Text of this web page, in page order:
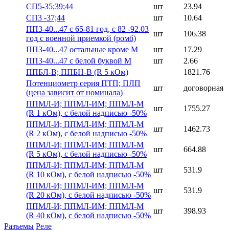
СП5-35;39;44
шт
23.94
СП3 -37;44
шт
10.64
ПП3-40...47 с 65-81 год, с 82 -92.03
год с военной приемкой (ромб)
шт
106.38
ПП3-40...47 остальные кроме М
шт
17.29
ПП3-40...47 с белой буквой М
шт
2.66
ППБЛ-В; ППБН-В (R 5 кОм)
1821.76
Потенциометр серия ПТП; ПЛП
(цена зависит от номинала)
шт
договорная
ППМЛ-И; ППМЛ-ИМ; ППМЛ-М
(R 1 кОм), с белой надписью -50%
шт
1755.27
ППМЛ-И; ППМЛ-ИМ; ППМЛ-М
(R 2 кОм), с белой надписью -50%
шт
1462.73
ППМЛ-И; ППМЛ-ИМ; ППМЛ-М
(R 5 кОм), с белой надписью -50%
шт
664.88
ППМЛ-И; ППМЛ-ИМ; ППМЛ-М
(R 10 кОм), с белой надписью -50%
шт
531.9
ППМЛ-И; ППМЛ-ИМ; ППМЛ-М
(R 20 кОм), с белой надписью -50%
шт
531.9
ППМЛ-И; ППМЛ-ИМ; ППМЛ-М
(R 40 кОм), с белой надписью -50%
шт
398.93
Разъемы Реле